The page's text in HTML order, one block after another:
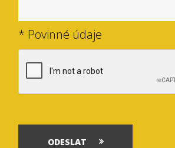
* Povinné údaje
ODESLAT